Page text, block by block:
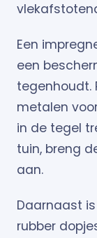
Een
een
tegenhoudt.
metalen
in de tegel
tuin, breng
aan.
Daarnaast
rubber